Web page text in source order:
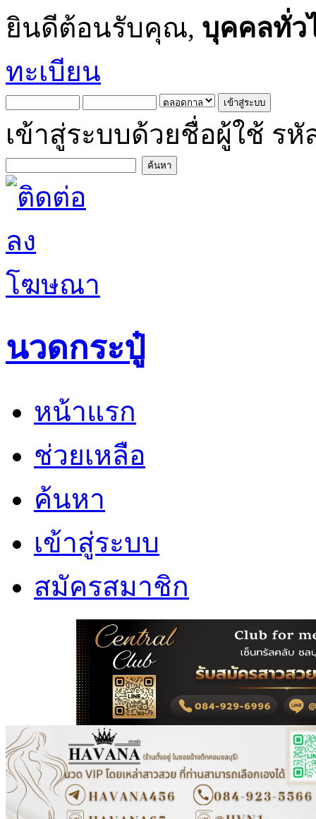
ยินดีต้อนรับคุณ, บุคคลทั่ว
ทะเบียน
เข้าสู่ระบบด้วยชื่อผู้ใช้ รหั
นวดกระปู๋
หน้าแรก
ช่วยเหลือ
ค้นหา
เข้าสู่ระบบ
สมัครสมาชิก